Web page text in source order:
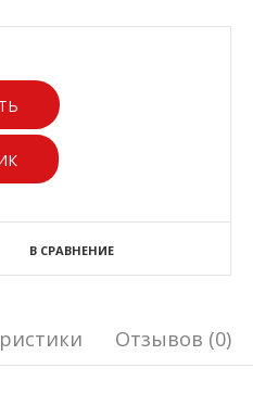
В СРАВНЕНИЕ
Отзывов (0)